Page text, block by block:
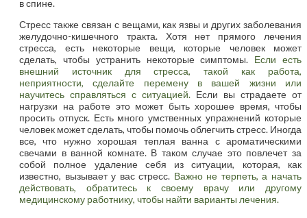
в спине.
Стресс также связан с вещами, как язвы и других заболевания
желудочно-кишечного тракта. Хотя нет прямого лечения
стресса, есть некоторые вещи, которые человек может
сделать, чтобы устранить некоторые симптомы. Если есть
внешний источник для стресса, такой как работа,
неприятности, сделайте перемену в вашей жизни или
научитесь справляться с ситуацией. Если вы страдаете от
нагрузки на работе это может быть хорошее время, чтобы
просить отпуск. Есть много умственных упражнений которые
человек может сделать, чтобы помочь облегчить стресс. Иногда
все, что нужно хорошая теплая ванна с ароматическими
свечами в ванной комнате. В таком случае это повлечет за
собой полное удаление себя из ситуации, которая, как
известно, вызывает у вас стресс. Важно не терпеть, а начать
действовать, обратитесь к своему врачу или другому
медицинскому работнику, чтобы найти варианты лечения.